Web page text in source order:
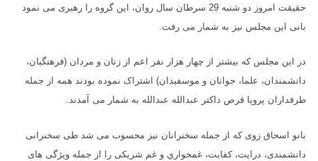
حقیقت امروز دو شنبه 29 سرطان سال روان، این گروه را رهبری می نمود
بانی این مجلس نیز به شمار می رفت.
در این مجلس که بیشتر از چهار هزار نفر اعم از زنان و مردان (فرهنگیان،
دانشمندان، علما، جوانان و موسفیدان) اشتراک نموده بودند همه از جمله
طرفداران پروپا قرص داکتر عبدالله عبدالله به شمار می آمدند.
بانو اسحاق زوی که از جمله سخنرانان نیز محسوب می شد طی سخنرانی
دانشمندی، درایت، کفایت، غمخواري و غم شریکی را از جمله ویژگی های